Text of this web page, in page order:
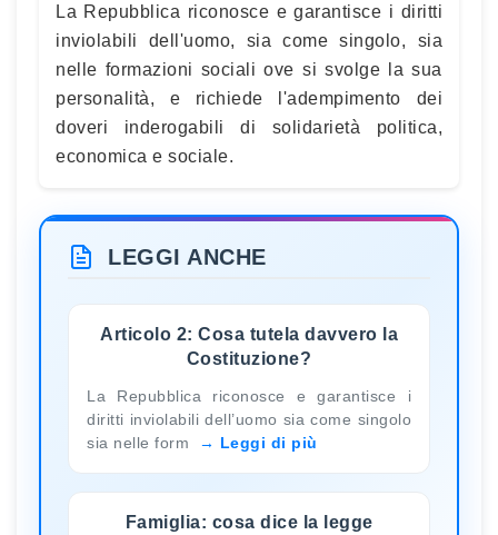
La Repubblica riconosce e garantisce i diritti
inviolabili dell'uomo, sia come singolo, sia
nelle formazioni sociali ove si svolge la sua
personalità, e richiede l'adempimento dei
doveri inderogabili di solidarietà politica,
economica e sociale.
LEGGI ANCHE
Articolo 2: Cosa tutela davvero la
Costituzione?
La Repubblica riconosce e garantisce i
diritti inviolabili dell’uomo sia come singolo
sia nelle form
Leggi di più
Famiglia: cosa dice la legge